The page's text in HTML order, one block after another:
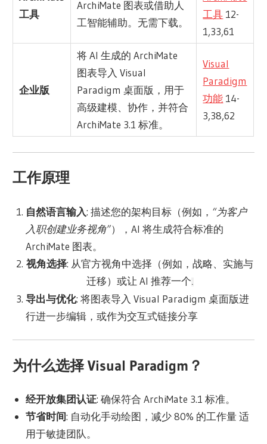
工具
ArchiMate 图表或借助人
工智能辅助。无需下载。
工具 12-
1,33,61
企业版
将 AI 生成的 ArchiMate
图表导入 Visual
Paradigm 桌面版，用于
高级建模、协作，并符合
ArchiMate 3.1 标准。
Visual
Paradigm
功能 14-
3,38,62
工作原理
自然语言输入: 描述您的架构目标（例如， “为客户
入职创建业务视角”），AI 将生成符合标准的
ArchiMate 图表。
视角选择: 从官方视角中选择（例如，战略、实施与
迁移）或让 AI 推荐一个
导出与优化: 将图表导入 Visual Paradigm 桌面版进
行进一步编辑，或作为交互式链接分享
为什么选择 Visual Paradigm？
经开放集团认证: 确保符合 ArchiMate 3.1 标准。
节省时间: 自动化手动绘图， 减少 80% 的工作量适
用于敏捷团队。